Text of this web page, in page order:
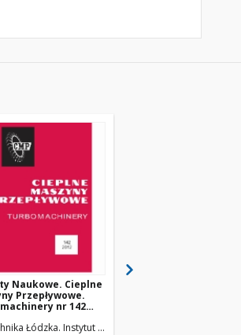
Naukowe. Cieplne
Przepływowe.
nr 142
Łódzka. Instytut Maszyn Przepływowych.